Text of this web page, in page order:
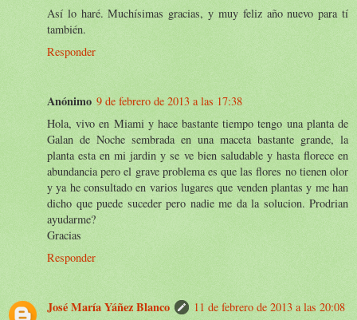
Así lo haré. Muchísimas gracias, y muy feliz año nuevo para tí
también.
Responder
Anónimo 9 de febrero de 2013 a las 17:38
Hola, vivo en Miami y hace bastante tiempo tengo una planta de
Galan de Noche sembrada en una maceta bastante grande, la
planta esta en mi jardin y se ve bien saludable y hasta florece en
abundancia pero el grave problema es que las flores no tienen olor
y ya he consultado en varios lugares que venden plantas y me han
dicho que puede suceder pero nadie me da la solucion. Prodrian
ayudarme?
Gracias
Responder
José María Yáñez Blanco
11 de febrero de 2013 a las 20:08